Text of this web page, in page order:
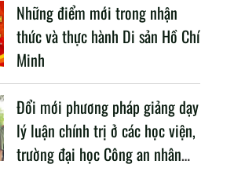
Những điểm mới trong nhận
thức và thực hành Di sản Hồ Chí
Minh
Đổi mới phương pháp giảng dạy
lý luận chính trị ở các học viện,
trường đại học Công an nhân